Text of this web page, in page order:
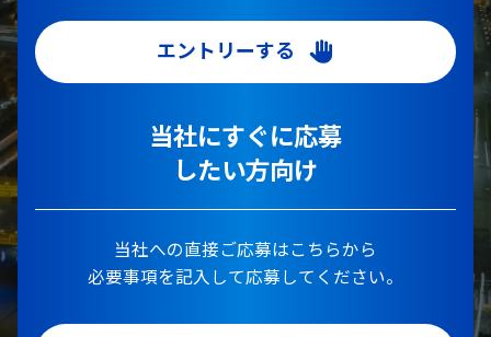
エントリーする
当社にすぐに応募
したい方向け
当社への直接ご応募はこちらから
必要事項を記入して応募してください。